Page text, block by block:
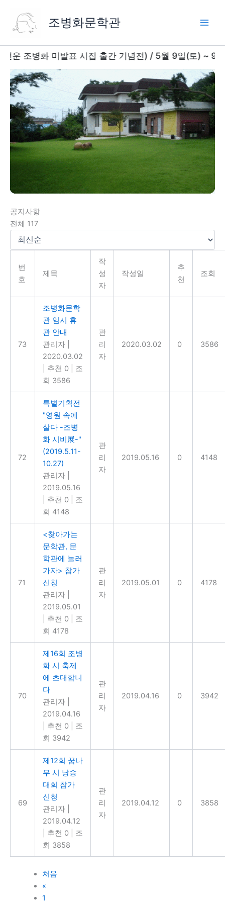
조병화문학관
운 조병화 미발표 시집 출간 기념전) / 5월 9일(토) ~ 9
공지사항
전체 117
번
호
제목
작
성
자
작성일
추
천
조회
73
조병화문학
관 임시 휴
관 안내
관리자
2020.03.02
추천 0
조
회 3586
관
리
자
2020.03.02 0 3586
72
특별기획전
"영원 속에
살다 -조병
화 시비展-"
(2019.5.11-
10.27)
관리자
2019.05.16
추천 0
조
회 4148
관
리
자
2019.05.16 0 4148
71
<찾아가는
문학관, 문
학관에 놀러
가자> 참가
신청
관리자
2019.05.01
추천 0
조
회 4178
관
리
자
2019.05.01 0 4178
70
제16회 조병
화 시 축제
에 초대합니
다
관리자
2019.04.16
추천 0
조
회 3942
관
리
자
2019.04.16 0 3942
69
제12회 꿈나
무 시 낭송
대회 참가
신청
관리자
2019.04.12
추천 0
조
회 3858
관
리
자
2019.04.12 0 3858
처음
«
1